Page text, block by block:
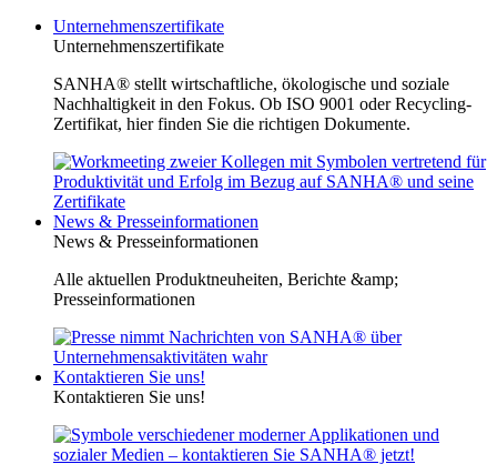
Unternehmenszertifikate
Unternehmenszertifikate
SANHA® stellt wirtschaftliche, ökologische und soziale
Nachhaltigkeit in den Fokus. Ob ISO 9001 oder Recycling-
Zertifikat, hier finden Sie die richtigen Dokumente.
News & Presseinformationen
News & Presseinformationen
Alle aktuellen Produktneuheiten, Berichte &amp;
Presseinformationen
Kontaktieren Sie uns!
Kontaktieren Sie uns!